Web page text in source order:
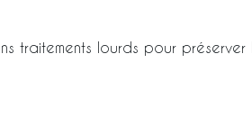
traitements lourds pour préserver